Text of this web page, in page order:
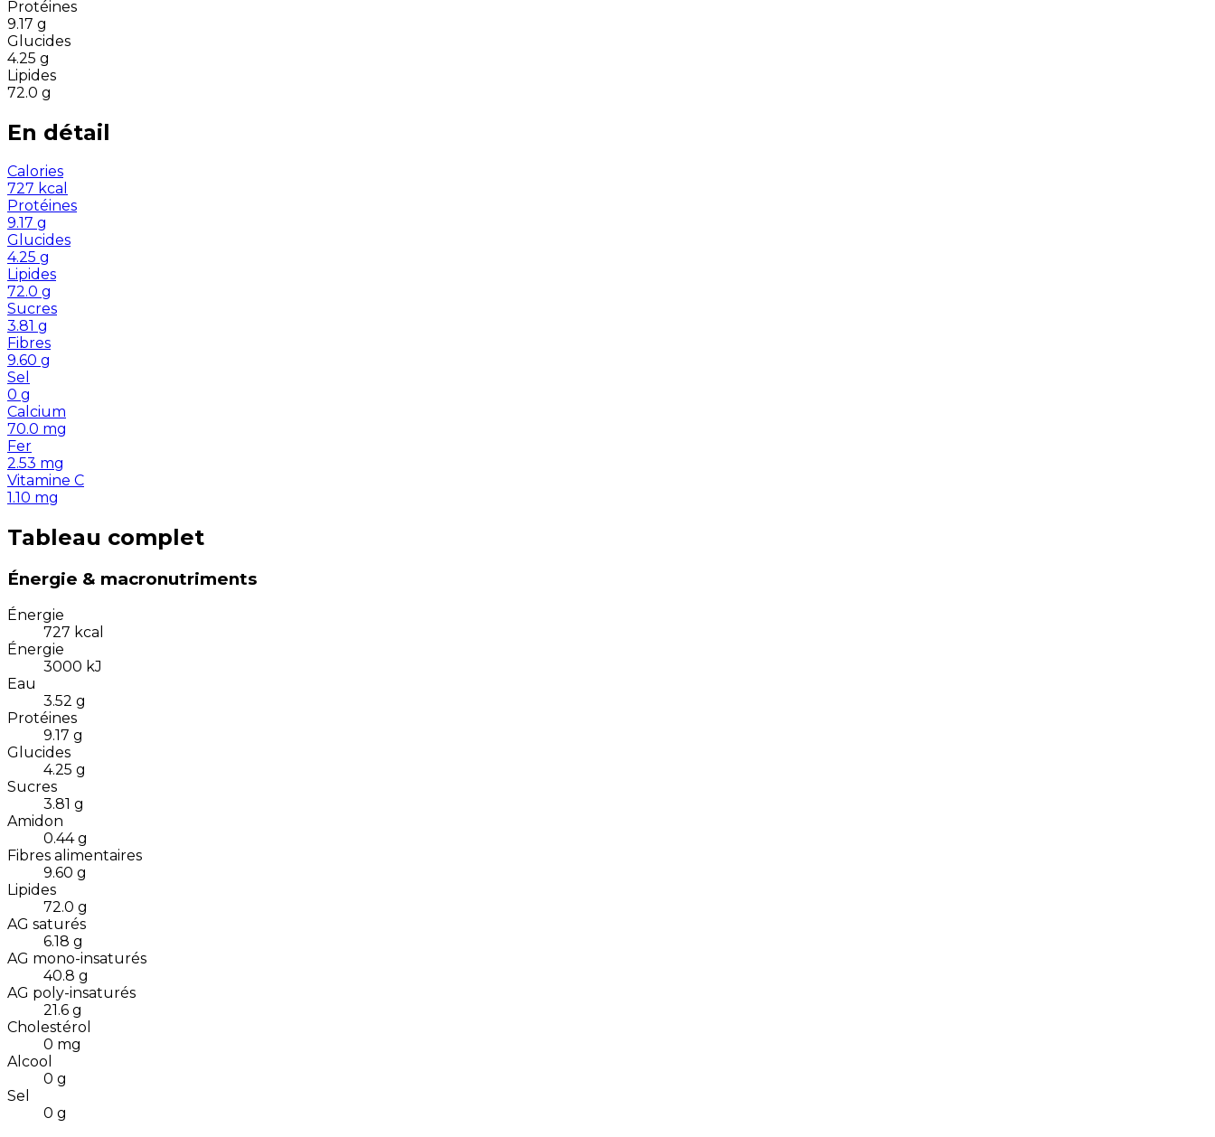
Protéines
9.17 g
Glucides
4.25 g
Lipides
72.0 g
En détail
Calories
727 kcal
Protéines
9.17 g
Glucides
4.25 g
Lipides
72.0 g
Sucres
3.81 g
Fibres
9.60 g
Sel
0 g
Calcium
70.0 mg
Fer
2.53 mg
Vitamine C
1.10 mg
Tableau complet
Énergie & macronutriments
Énergie
727 kcal
Énergie
3000 kJ
Eau
3.52 g
Protéines
9.17 g
Glucides
4.25 g
Sucres
3.81 g
Amidon
0.44 g
Fibres alimentaires
9.60 g
Lipides
72.0 g
AG saturés
6.18 g
AG mono-insaturés
40.8 g
AG poly-insaturés
21.6 g
Cholestérol
0 mg
Alcool
0 g
Sel
0 g